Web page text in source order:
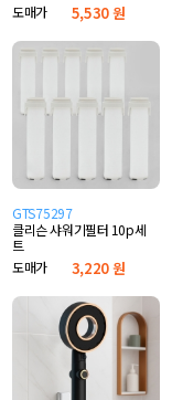
도매가
5,530 원
GTS75297
클리슨 샤워기필터 10p세
트
도매가
3,220 원